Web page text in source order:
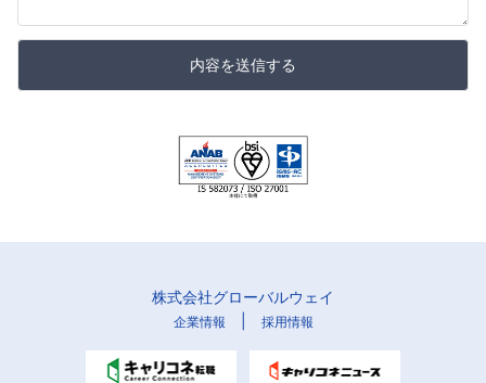
内容を送信する
株式会社グローバルウェイ
企業情報 採用情報